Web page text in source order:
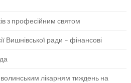
з професійним святом
Вишнівської ради – фінансові
лікарням тиждень на